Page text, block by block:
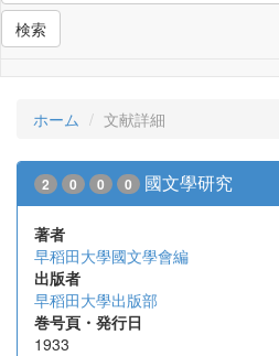
検索
ホーム 文献詳細
2 0 0 0 國文學研究
著者
早稻田大學國文學會編
出版者
早稻田大學出版部
巻号頁・発行日
1933